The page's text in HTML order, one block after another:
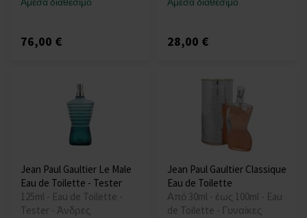
76,00 € 28,00 €
Jean Paul Gaultier Le Male
Eau de Toilette - Tester
125ml - Eau de Toilette -
Tester - Άνδρες
Jean Paul Gaultier Classique
Eau de Toilette
Από 30ml - έως 100ml - Eau
de Toilette - Γυναίκες